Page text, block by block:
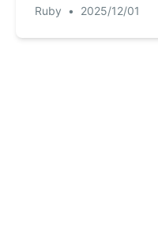
Ruby • 2025/12/01